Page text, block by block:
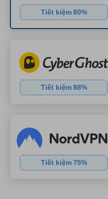
Tiết kiệm 80%
Tiết kiệm 88%
Tiết kiệm 75%